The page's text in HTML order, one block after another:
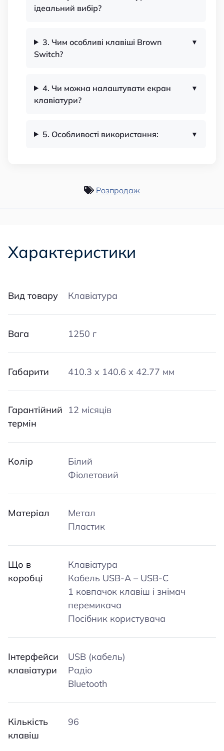
ідеальний вибір?
3. Чим особливі клавіші Brown
Switch?
4. Чи можна налаштувати екран
клавіатури?
5. Особливості використання:
Розпродаж
Характеристики
Вид товару Клавіатура
Вага 1250 г
Габарити 410.3 х 140.6 х 42.77 мм
Гарантійний
термін
12 місяців
Колір
Білий
Фіолетовий
Матеріал
Метал
Пластик
Що в
коробці
Клавіатура
Кабель USB-A – USB-C
1 ковпачок клавіш і знімач
перемикача
Посібник користувача
Інтерфейси
клавіатури
USB (кабель)
Радіо
Bluetooth
Кількість
клавіш
96